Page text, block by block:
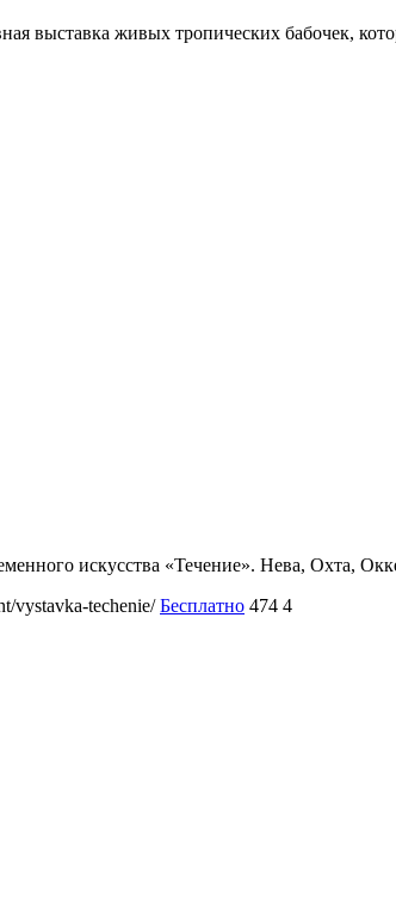
выставка живых тропических бабочек,
искусства «Течение». Нева, Охта,
vystavka-techenie/ Бесплатно 474 4